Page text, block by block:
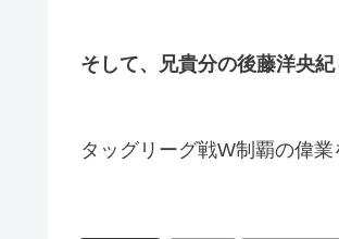
そして、兄貴分の後藤洋央
タッグリーグ戦W制覇の偉